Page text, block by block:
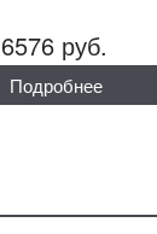
11050 руб.
Подробнее